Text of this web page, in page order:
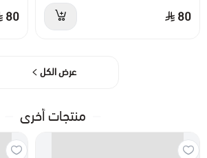
80
80
عرض الكل
منتجات أخرى